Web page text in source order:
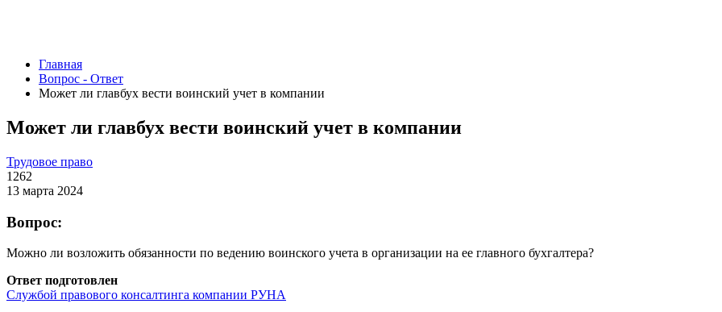
Главная
Вопрос - Ответ
Может ли главбух вести воинский учет в компании
Может ли главбух вести воинский учет в компании
Трудовое право
1262
13 марта 2024
Вопрос:
Можно ли возложить обязанности по ведению воинского учета в организации на ее главного бухгалтера?
Ответ подготовлен
Службой правового консалтинга компании РУНА